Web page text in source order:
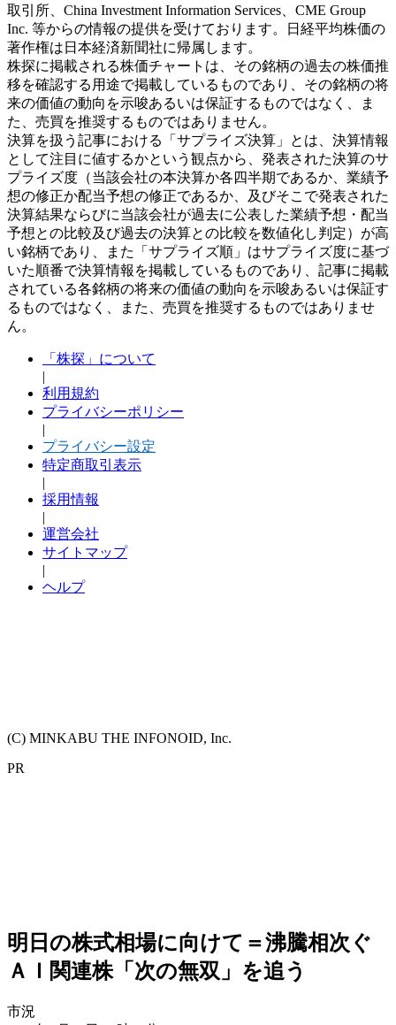
取引所、China Investment Information Services、CME Group
Inc. 等からの情報の提供を受けております。日経平均株価の
著作権は日本経済新聞社に帰属します。
株探に掲載される株価チャートは、その銘柄の過去の株価推
移を確認する用途で掲載しているものであり、その銘柄の将
来の価値の動向を示唆あるいは保証するものではなく、ま
た、売買を推奨するものではありません。
決算を扱う記事における「サプライズ決算」とは、決算情報
として注目に値するかという観点から、発表された決算のサ
プライズ度（当該会社の本決算か各四半期であるか、業績予
想の修正か配当予想の修正であるか、及びそこで発表された
決算結果ならびに当該会社が過去に公表した業績予想・配当
予想との比較及び過去の決算との比較を数値化し判定）が高
い銘柄であり、また「サプライズ順」はサプライズ度に基づ
いた順番で決算情報を掲載しているものであり、記事に掲載
されている各銘柄の将来の価値の動向を示唆あるいは保証す
るものではなく、また、売買を推奨するものではありませ
ん。
「株探」について
|
利用規約
プライバシーポリシー
|
プライバシー設定
特定商取引表示
|
採用情報
|
運営会社
サイトマップ
|
ヘルプ
(C) MINKABU THE INFONOID, Inc.
PR
明日の株式相場に向けて＝沸騰相次ぐ
ＡＩ関連株「次の無双」を追う
市況